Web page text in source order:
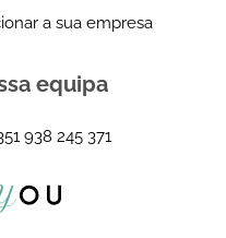
a sua empresa
equipa
938 245 371